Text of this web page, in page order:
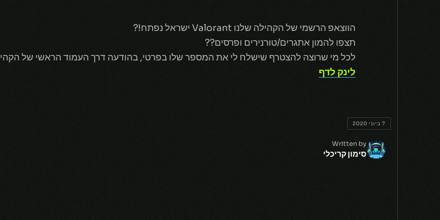
הווצאפ הרשמי של הקהילה שלנו Valorant ישראל נפתח!
?
תצפו להמון אתגרים/טורנירים ופרסים?
?
לכל מי שרוצה להצטרף שישלח לי את המספר שלו בפרטי, בהודעה דרך העמוד הראשי של
לינק לדף
7 ביוני 2020
Written by
סימון קריכלי